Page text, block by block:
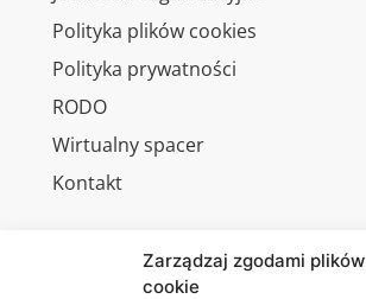
Zarządzaj zgodami plików
cookie
Polityka plików cookies
Polityka prywatności
RODO
Wirtualny spacer
Kontakt